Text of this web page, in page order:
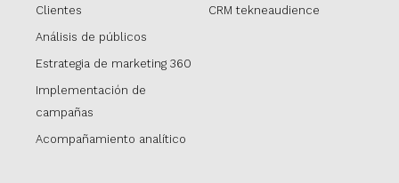
Clientes
Análisis de públicos
Estrategia de marketing 360
Implementación de
campañas
Acompañamiento analítico
CRM tekneaudience